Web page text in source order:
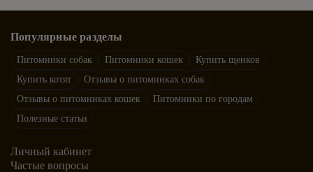
Бостон-терьер
Бриар
Басенджи
Бассет-хаунд
Бедлингтон-терьер
Белая швейцарская овчарка
Бельгийский гриффон
Популярные разделы
Питомники собак Питомники кошек
Купить щенков
Купить котят
Отзывы о питомниках собак
Отзывы о питомниках кошек
Питомники по городам
Полезные статьи
Личный кабинет
Частые вопросы